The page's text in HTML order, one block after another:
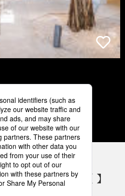
3 4 5
気設備 SNSアカウント